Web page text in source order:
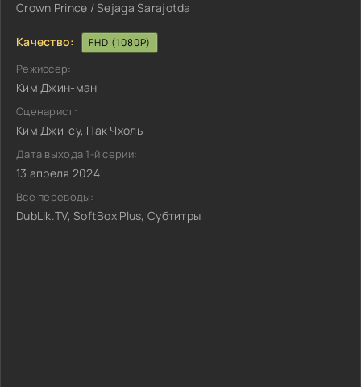
Crown Prince / Sejaga Sarajotda
Качество: FHD (1080P)
Режиссер:
Ким Джин-ман
Сценарист:
Ким Джи-су, Пак Чхоль
Дата выхода 1-й серии:
13 апреля 2024
Все переводы:
DubLik.TV, SoftBox Plus, Субтитры